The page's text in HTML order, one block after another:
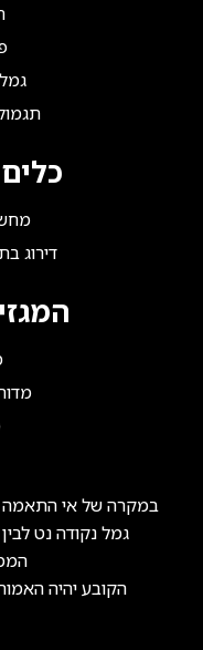
דירוג
במקרה של אי התאמה
גמל נקודה נט
הקובע יהיה